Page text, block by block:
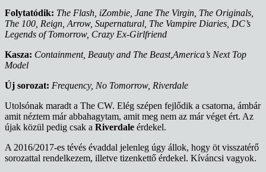
Folytatódik: The Flash, iZombie, Jane The Virgin, The Originals,
The 100, Reign, Arrow, Supernatural, The Vampire Diaries, DC’s
Legends of Tomorrow, Crazy Ex-Girlfriend
Kasza: Containment, Beauty and The Beast,America’s Next Top
Model
Új sorozat: Frequency, No Tomorrow, Riverdale
Utolsónak maradt a The CW. Elég szépen fejlődik a csatorna, ámbár
amit néztem már abbahagytam, amit meg nem az már véget ért. Az
újak közül pedig csak a Riverdale érdekel.
A 2016/2017-es tévés évaddal jelenleg úgy állok, hogy öt visszatérő
sorozattal rendelkezem, illetve tizenkettő érdekel. Kíváncsi vagyok.